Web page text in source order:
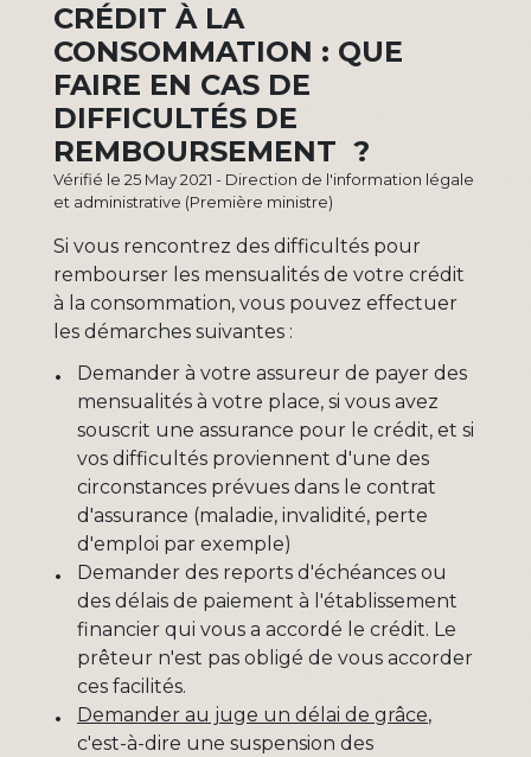
CRÉDIT À LA
CONSOMMATION : QUE
FAIRE EN CAS DE
DIFFICULTÉS DE
REMBOURSEMENT ?
Vérifié le 25 May 2021 - Direction de l'information légale
et administrative (Première ministre)
Si vous rencontrez des difficultés pour
rembourser les mensualités de votre crédit
à la consommation, vous pouvez effectuer
les démarches suivantes :
Demander à votre assureur de payer des
mensualités à votre place, si vous avez
souscrit une assurance pour le crédit, et si
vos difficultés proviennent d'une des
circonstances prévues dans le contrat
d'assurance (maladie, invalidité, perte
d'emploi par exemple)
Demander des reports d'échéances ou
des délais de paiement à l'établissement
financier qui vous a accordé le crédit. Le
prêteur n'est pas obligé de vous accorder
ces facilités.
Demander au juge un délai de grâce,
c'est-à-dire une suspension des